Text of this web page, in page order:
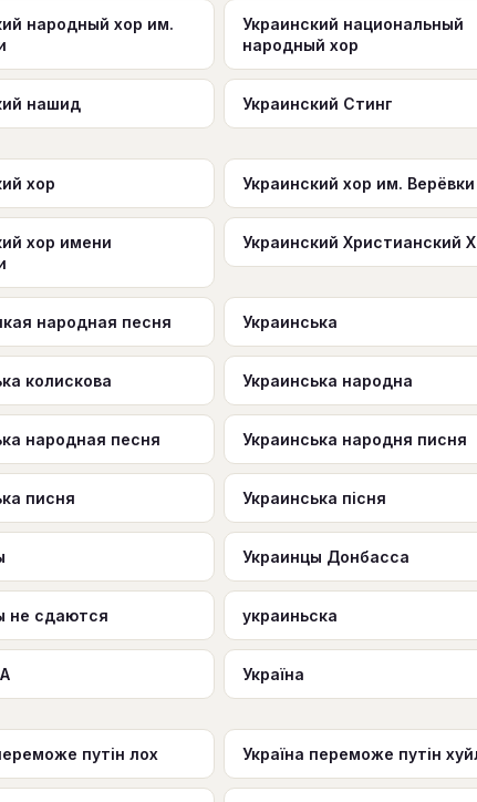
народный хор им.
Украинский национальный
народный хор
нашид Украинский Стинг
хор Украинский хор им. Верёвки
хор имени
Украинский Христианский
народная песня Украинська
колискова Украинська народна
народная песня Украинська народня писня
писня Украинська пісня
Украинцы Донбасса
не сдаются украиньска
Україна
путін лох Україна переможе путін